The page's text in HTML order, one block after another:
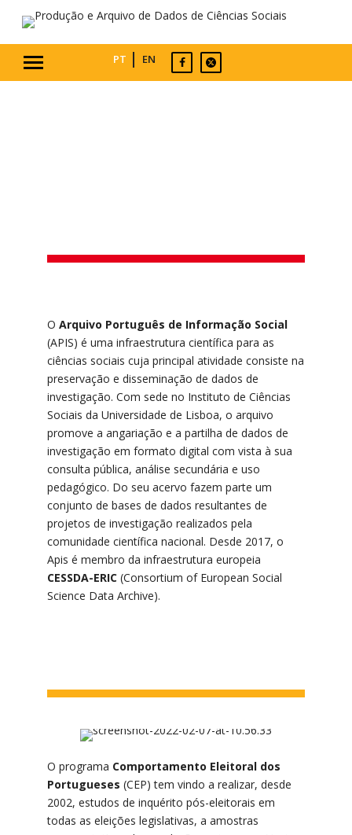
PT EN
O Arquivo Português de Informação Social
(APIS) é uma infraestrutura científica para as
ciências sociais cuja principal atividade consiste na
preservação e disseminação de dados de
investigação. Com sede no Instituto de Ciências
Sociais da Universidade de Lisboa, o arquivo
promove a angariação e a partilha de dados de
investigação em formato digital com vista à sua
consulta pública, análise secundária e uso
pedagógico. Do seu acervo fazem parte um
conjunto de bases de dados resultantes de
projetos de investigação realizados pela
comunidade científica nacional. Desde 2017, o
Apis é membro da infraestrutura europeia
CESSDA-ERIC (Consortium of European Social
Science Data Archive).
O programa Comportamento Eleitoral dos
Portugueses (CEP) tem vindo a realizar, desde
2002, estudos de inquérito pós-eleitorais em
todas as eleições legislativas, a amostras